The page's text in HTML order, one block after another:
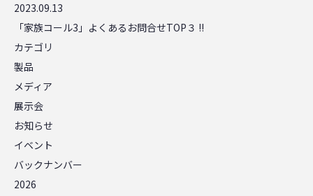
2023.09.13
「家族コール3」よくあるお問合せTOP３ !!
カテゴリ
製品
メディア
展示会
お知らせ
イベント
バックナンバー
2026